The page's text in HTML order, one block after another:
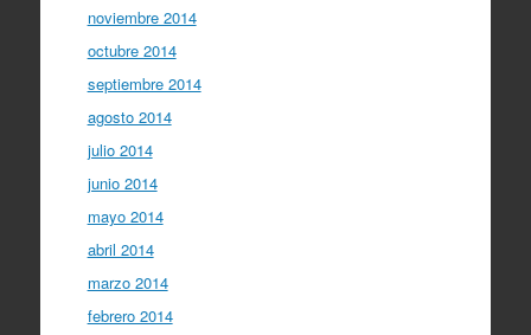
noviembre 2014
octubre 2014
septiembre 2014
agosto 2014
julio 2014
junio 2014
mayo 2014
abril 2014
marzo 2014
febrero 2014